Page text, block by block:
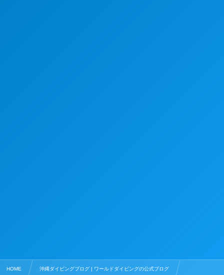
HOME 沖縄ダイビングブログ | ワールドダイビングの公式ブログ